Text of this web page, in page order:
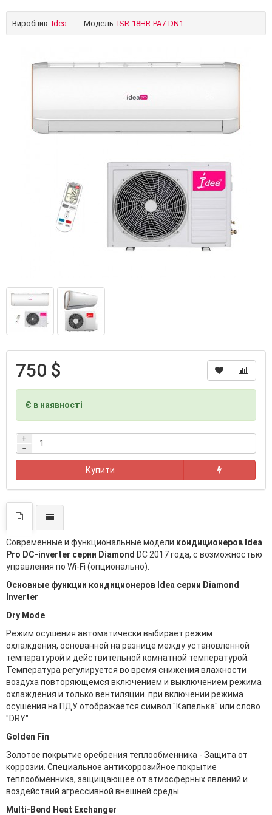
Виробник: Idea Модель: ISR-18HR-PA7-DN1
750 $
Є в наявності
+
−
Купити
Современные и функциональные модели кондиционеров Idea
Pro DC-inverter серии Diamond DC 2017 года, c возможностью
управления по Wi-Fi (опционально).
Основные функции кондиционеров Idea серии Diamond
Inverter
Dry Mode
Режим осушения автоматически выбирает режим
охлаждения, основанной на разнице между установленной
темпаратурой и действительной комнатной температурой.
Температура регулируется во время снижения влажности
воздуха повторяющемся включением и выключением режима
охлаждения и только вентиляции. при включении режима
осушения на ПДУ отображается символ "Капелька" или слово
"DRY"
Golden Fin
Золотое покрытие оребрения теплообменника - Защита от
коррозии. Специальное антикоррозийное покрытие
теплообменника, защищающее от атмосферных явлений и
воздействий агрессивной внешней среды.
Multi-Bend Heat Exchanger